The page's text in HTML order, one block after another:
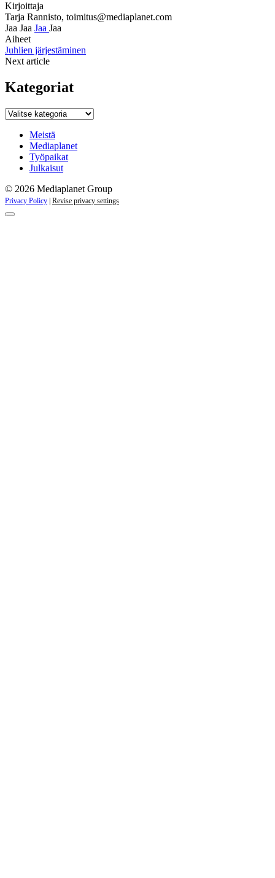
Kirjoittaja
Tarja Rannisto, toimitus@mediaplanet.com
Jaa Jaa Jaa Jaa
Aiheet
Juhlien järjestäminen
Next article
Kategoriat
Kategoriat
Meistä
Mediaplanet
Työpaikat
Julkaisut
© 2026 Mediaplanet Group
Privacy Policy Revise privacy settings